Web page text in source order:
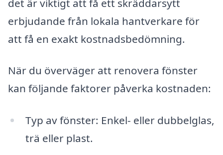
det är viktigt att få ett skräddarsytt
erbjudande från lokala hantverkare för
att få en exakt kostnadsbedömning.
När du överväger att renovera fönster
kan följande faktorer påverka kostnaden:
Typ av fönster: Enkel- eller dubbelglas,
trä eller plast.